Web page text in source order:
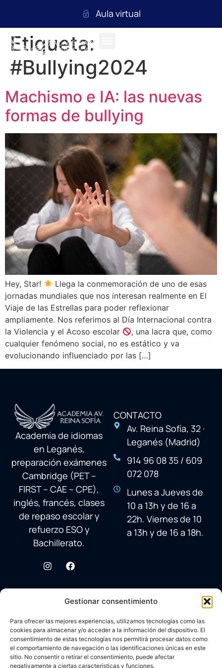
Gestionar consentimiento
Para ofrecer las mejores experiencias, utilizamos tecnologías como las
cookies para almacenar y/o acceder a la información del dispositivo. El
consentimiento de estas tecnologías nos permitirá procesar datos como
el comportamiento de navegación o las identificaciones únicas en este
sitio. No consentir o retirar el consentimiento, puede afectar
negativamente a ciertas características y funciones.
Aula virtual
Etiqueta:
#Bullying2024
Machismo e IA: las nuevas
formas de bullying
Hey, Star!
Llega la conmemoración de uno de esas
jornadas mundiales que nos interesan realmente en El
Viaje de las Estrellas para poder reflexionar
ampliamente. Nos referimos al Día Internacional contra
la Violencia y el Acoso escolar
, una lacra que, como
cualquier fenómeno social, no es estático y va
evolucionando influenciado por las […]
Academia de idiomas
en Leganés,
preparación exámenes
Cambridge (PET –
FIRST – CAE – CPE),
inglés, francés, clases
de repaso escolar y
refuerzo ESO y
Bachillerato.
CONTACTO
Av. Reina Sofía, 32 ·
Leganés (Madrid)
914 96 08 35 / 609
072 078
Lunes a Jueves de
10 a 13h y de 16 a
22h. Viernes de 10
a 13h y de 16 a 18h.